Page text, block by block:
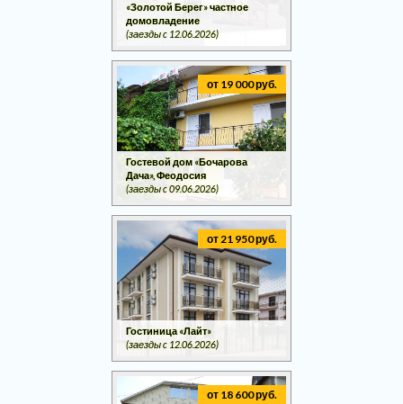
«Золотой Берег» частное
домовладение
(заезды c 12.06.2026)
от 19 000 руб.
Гостевой дом «Бочарова
Дача», Феодосия
(заезды c 09.06.2026)
от 21 950 руб.
Гостиница «Лайт»
(заезды c 12.06.2026)
от 18 600 руб.